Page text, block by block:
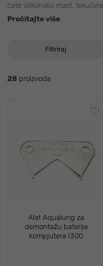
ćete silikonsku mast,
Pročitajte više
Filtriraj
28 proizvoda
Alat Aqualung za
demontažu baterije
kompjutera I300